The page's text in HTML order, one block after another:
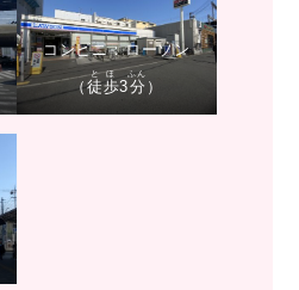
コンビニ：ローソン
（徒歩
とほ
3分
ふん
）